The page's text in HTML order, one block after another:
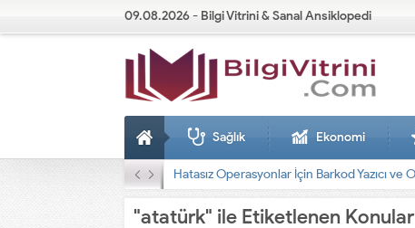
09.08.2026 - Bilgi Vitrini & Sanal Ansiklopedi
Sağlık Ekonomi
Dizel Jeneratörler
"atatürk" ile Etiketlenen Konular